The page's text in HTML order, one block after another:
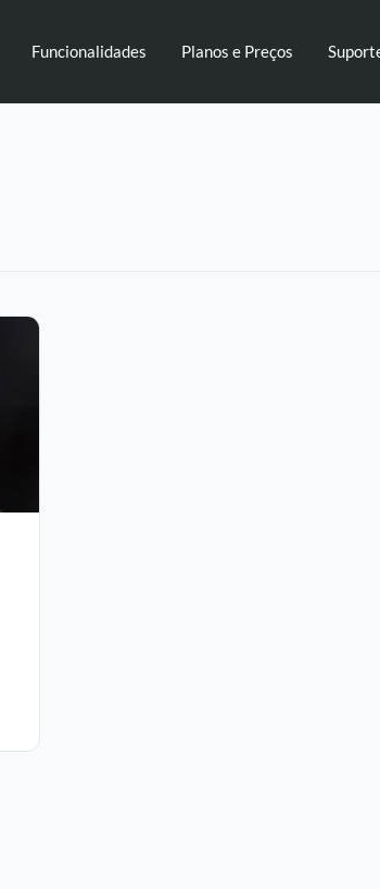
Funcionalidades Planos e Preços